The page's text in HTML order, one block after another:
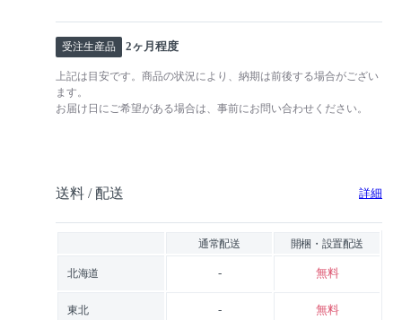
受注生産品 2ヶ月程度
上記は目安です。商品の状況により、納期は前後する場合がござい
ます。
お届け日にご希望がある場合は、事前にお問い合わせください。
送料 / 配送 詳細
通常配送 開梱・設置配送
北海道 - 無料
東北 - 無料